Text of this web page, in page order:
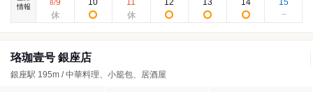
情報
8/9 10 11 12 13 14 15
珞珈壹号 銀座店
銀座駅 195m / 中華料理、小籠包、居酒屋